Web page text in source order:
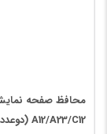
A12/A23/C12 (دوعدد)